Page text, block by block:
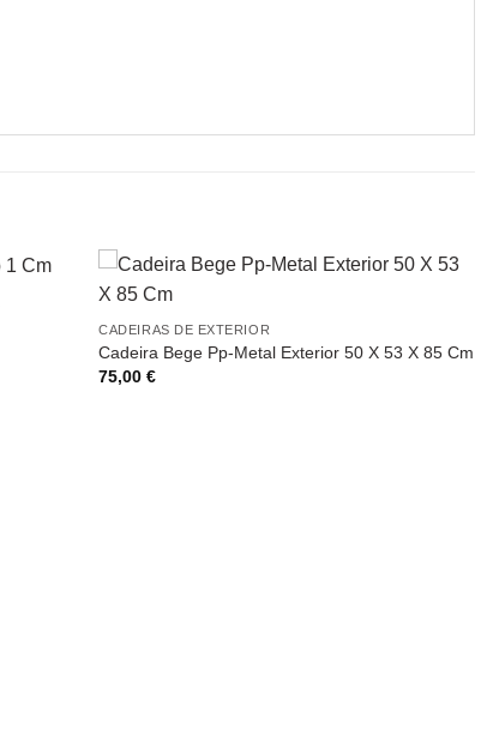
CADEIRAS DE EXTERIOR
Cadeira Bege Pp-Metal Exterior 50 X 53 X 85 Cm
75,00€